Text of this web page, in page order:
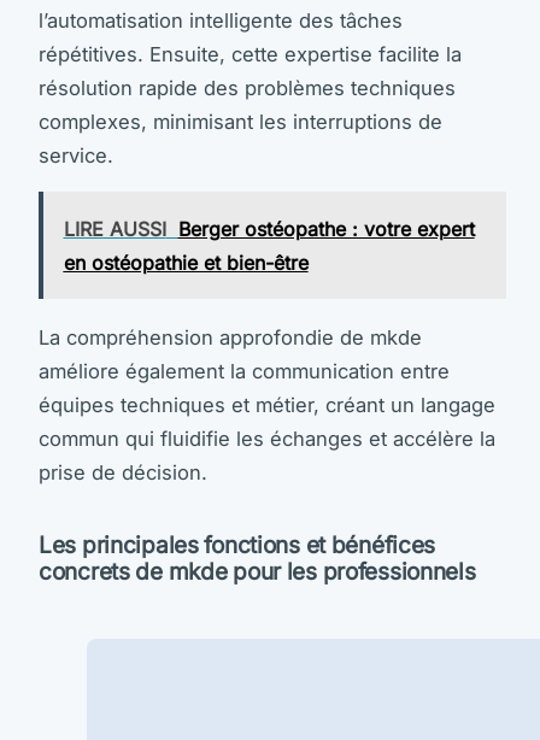
l’automatisation intelligente des tâches
répétitives. Ensuite, cette expertise facilite la
résolution rapide des problèmes techniques
complexes, minimisant les interruptions de
service.
LIRE AUSSI Berger ostéopathe : votre expert
en ostéopathie et bien-être
La compréhension approfondie de mkde
améliore également la communication entre
équipes techniques et métier, créant un langage
commun qui fluidifie les échanges et accélère la
prise de décision.
Les principales fonctions et bénéfices
concrets de mkde pour les professionnels